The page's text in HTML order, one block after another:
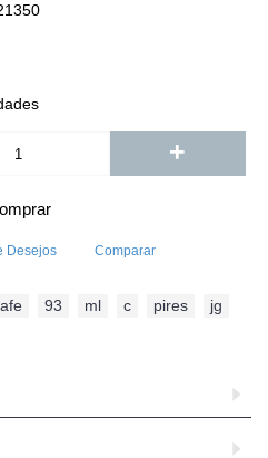
+
Desejos Comparar
93 ml c pires jg